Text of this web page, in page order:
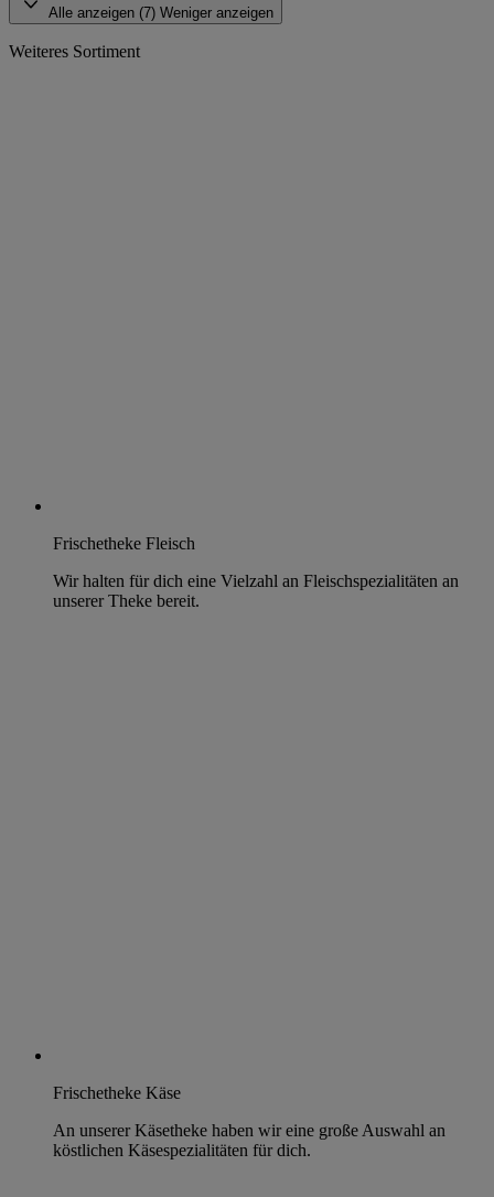
Alle anzeigen (7) Weniger anzeigen
Weiteres Sortiment
Frischetheke Fleisch
Wir halten für dich eine Vielzahl an Fleischspezialitäten an
unserer Theke bereit.
Frischetheke Käse
An unserer Käsetheke haben wir eine große Auswahl an
köstlichen Käsespezialitäten für dich.